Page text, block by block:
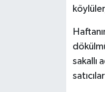
sakallı